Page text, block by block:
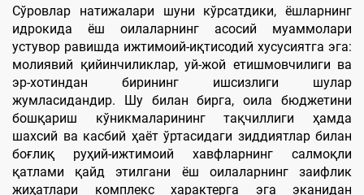
Сўровлар натижалари шуни кўрсатдики, ёшларнинг
идрокида ёш оилаларнинг асосий муаммолари
устувор равишда ижтимоий-иқтисодий хусусиятга эга:
молиявий қийинчиликлар, уй-жой етишмовчилиги ва
эр-хотиндан бирининг ишсизлиги шулар
жумласидандир. Шу билан бирга, оила бюджетини
бошқариш кўникмаларининг тақчиллиги ҳамда
шахсий ва касбий ҳаёт ўртасидаги зиддиятлар билан
боғлиқ руҳий-ижтимоий хавфларнинг салмоқли
қатлами қайд этилгани ёш оилаларнинг заифлик
жиҳатлари комплекс характерга эга эканидан